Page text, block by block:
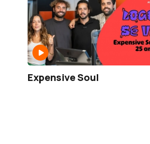
Expensive Soul